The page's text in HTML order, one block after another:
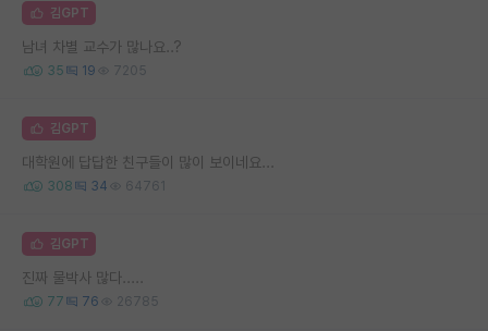
김GPT
남녀 차별 교수가 많나요..?
35 19 7205
김GPT
대학원에 답답한 친구들이 많이 보이네요...
308 34 64761
김GPT
진짜 물박사 많다.....
77 76 26785